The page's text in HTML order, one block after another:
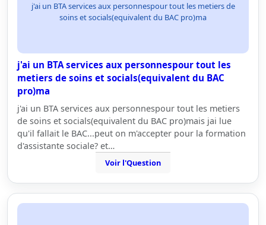
j'ai un BTA services aux personnespour tout les metiers de
soins et socials(equivalent du BAC pro)ma
j'ai un BTA services aux personnespour tout les
metiers de soins et socials(equivalent du BAC
pro)ma
j'ai un BTA services aux personnespour tout les metiers
de soins et socials(equivalent du BAC pro)mais jai lue
qu'il fallait le BAC...peut on m'accepter pour la formation
d'assistante sociale? et…
Voir l'Question